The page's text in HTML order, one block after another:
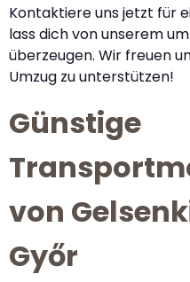
Kontaktiere uns jetzt für
lass dich von unserem
überzeugen. Wir freuen
Umzug zu unterstützen!
Günstige
von
Győr